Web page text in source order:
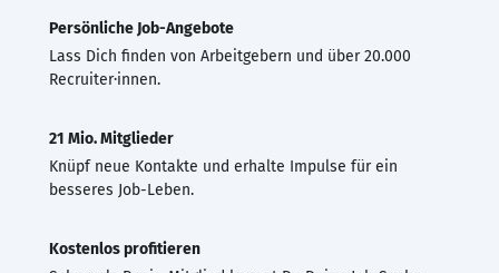
Persönliche Job-Angebote
Lass Dich finden von Arbeitgebern und über 20.000
Recruiter·innen.
21 Mio. Mitglieder
Knüpf neue Kontakte und erhalte Impulse für ein
besseres Job-Leben.
Kostenlos profitieren